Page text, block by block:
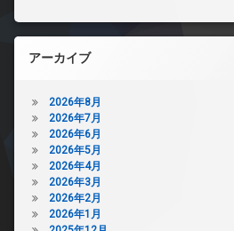
アーカイブ
2026年8月
2026年7月
2026年6月
2026年5月
2026年4月
2026年3月
2026年2月
2026年1月